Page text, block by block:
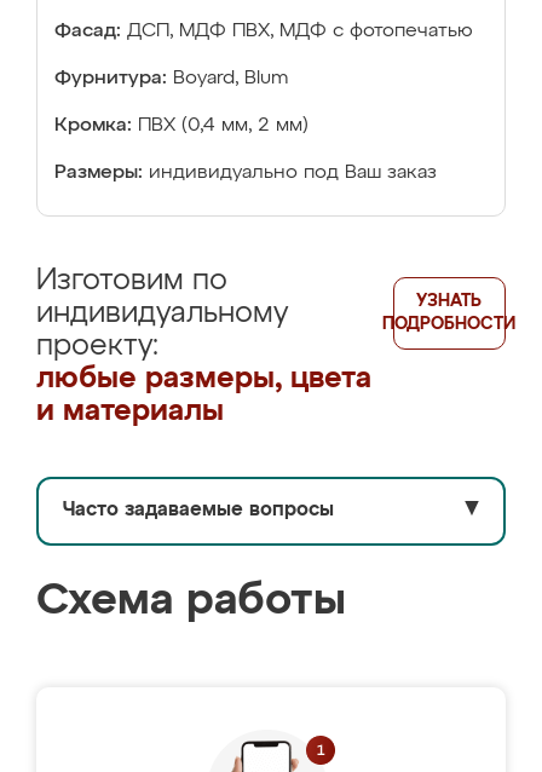
Фасад: ДСП, МДФ ПВХ, МДФ с фотопечатью
Фурнитура: Boyard, Blum
Кромка: ПВХ (0,4 мм, 2 мм)
Размеры: индивидуально под Ваш заказ
Изготовим по
индивидуальному
проекту:
любые размеры, цвета
и материалы
УЗНАТЬ
ПОДРОБНОСТИ
Часто задаваемые вопросы ▼
Схема работы